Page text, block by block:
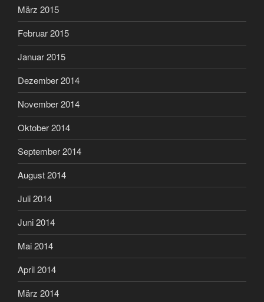
März 2015
Februar 2015
Januar 2015
Dezember 2014
November 2014
Oktober 2014
September 2014
August 2014
Juli 2014
Juni 2014
Mai 2014
April 2014
März 2014